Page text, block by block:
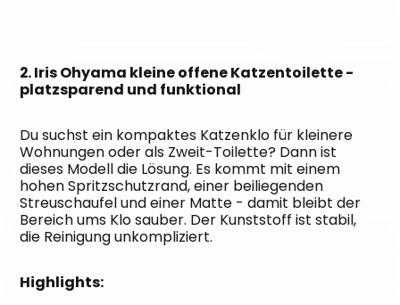
2. Iris Ohyama kleine offene Katzentoilette -
platzsparend und funktional
Du suchst ein kompaktes Katzenklo für kleinere
Wohnungen oder als Zweit-Toilette? Dann ist
dieses Modell die Lösung. Es kommt mit einem
hohen Spritzschutzrand, einer beiliegenden
Streuschaufel und einer Matte - damit bleibt der
Bereich ums Klo sauber. Der Kunststoff ist stabil,
die Reinigung unkompliziert.
Highlights: